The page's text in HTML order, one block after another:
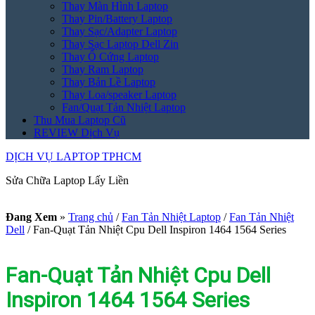
Thay Màn Hình Laptop
Thay Pin/Battery Laptop
Thay Sạc/Adapter Laptop
Thay Sạc Laptop Dell Zin
Thay Ổ Cứng Laptop
Thay Ram Laptop
Thay Bản Lề Laptop
Thay Loa/speaker Laptop
Fan/Quạt Tản Nhiệt Laptop
Thu Mua Laptop Cũ
REVIEW Dịch Vụ
DỊCH VỤ LAPTOP TPHCM
Sửa Chữa Laptop Lấy Liền
Đang Xem » Trang chủ / Fan Tản Nhiệt Laptop / Fan Tản Nhiệt
Dell /Fan-Quạt Tản Nhiệt Cpu Dell Inspiron 1464 1564 Series
Fan-Quạt Tản Nhiệt Cpu Dell
Inspiron 1464 1564 Series